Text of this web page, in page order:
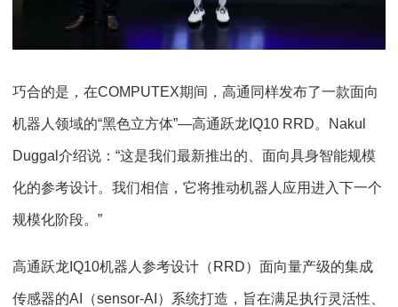
巧合的是，在COMPUTEX期间，高通同样发布了一款面向
机器人领域的“黑色立方体”—高通跃龙IQ10 RRD。Nakul
Duggal介绍说：“这是我们最新推出的、面向具身智能规模
化的参考设计。我们相信，它将推动机器人应用进入下一个
规模化阶段。”
高通跃龙IQ10机器人参考设计（RRD）面向量产级的集成
传感器的AI（sensor-AI）系统打造，旨在满足执行灵活性、